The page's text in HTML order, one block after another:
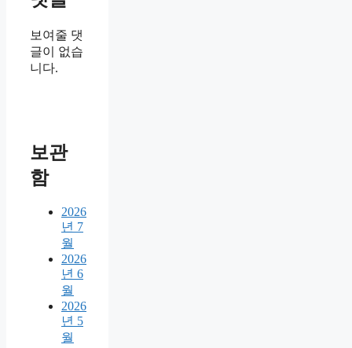
보여줄 댓
글이 없습
니다.
보관
함
2026
년 7
월
2026
년 6
월
2026
년 5
월